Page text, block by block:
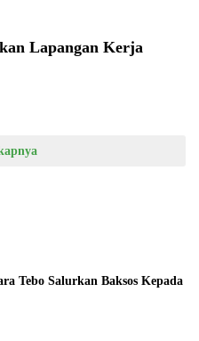
Lapangan Kerja
Tebo Salurkan Baksos Kepada